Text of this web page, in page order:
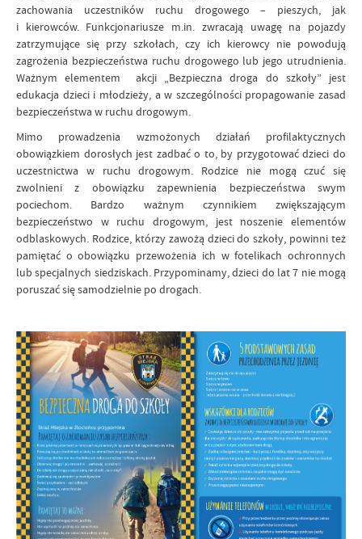
zachowania uczestników ruchu drogowego – pieszych, jak
i kierowców. Funkcjonariusze m.in. zwracają uwagę na pojazdy
zatrzymujące się przy szkołach, czy ich kierowcy nie powodują
zagrożenia bezpieczeństwa ruchu drogowego lub jego utrudnienia.
Ważnym elementem akcji „Bezpieczna droga do szkoły” jest
edukacja dzieci i młodzieży, a w szczególności propagowanie zasad
bezpieczeństwa w ruchu drogowym.
Mimo prowadzenia wzmożonych działań profilaktycznych
obowiązkiem dorosłych jest zadbać o to, by przygotować dzieci do
uczestnictwa w ruchu drogowym. Rodzice nie mogą czuć się
zwolnieni z obowiązku zapewnienia bezpieczeństwa swym
pociechom. Bardzo ważnym czynnikiem zwiększającym
bezpieczeństwo w ruchu drogowym, jest noszenie elementów
odblaskowych. Rodzice, którzy zawożą dzieci do szkoły, powinni też
pamiętać o obowiązku przewożenia ich w fotelikach ochronnych
lub specjalnych siedziskach. Przypominamy, dzieci do lat 7 nie mogą
poruszać się samodzielnie po drogach.